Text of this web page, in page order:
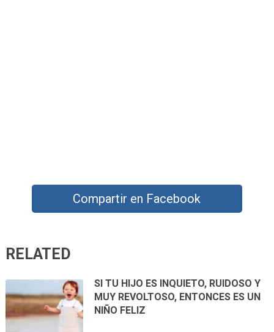
Compartir en Facebook
RELATED
SI TU HIJO ES INQUIETO, RUIDOSO Y
MUY REVOLTOSO, ENTONCES ES UN
NIÑO FELIZ